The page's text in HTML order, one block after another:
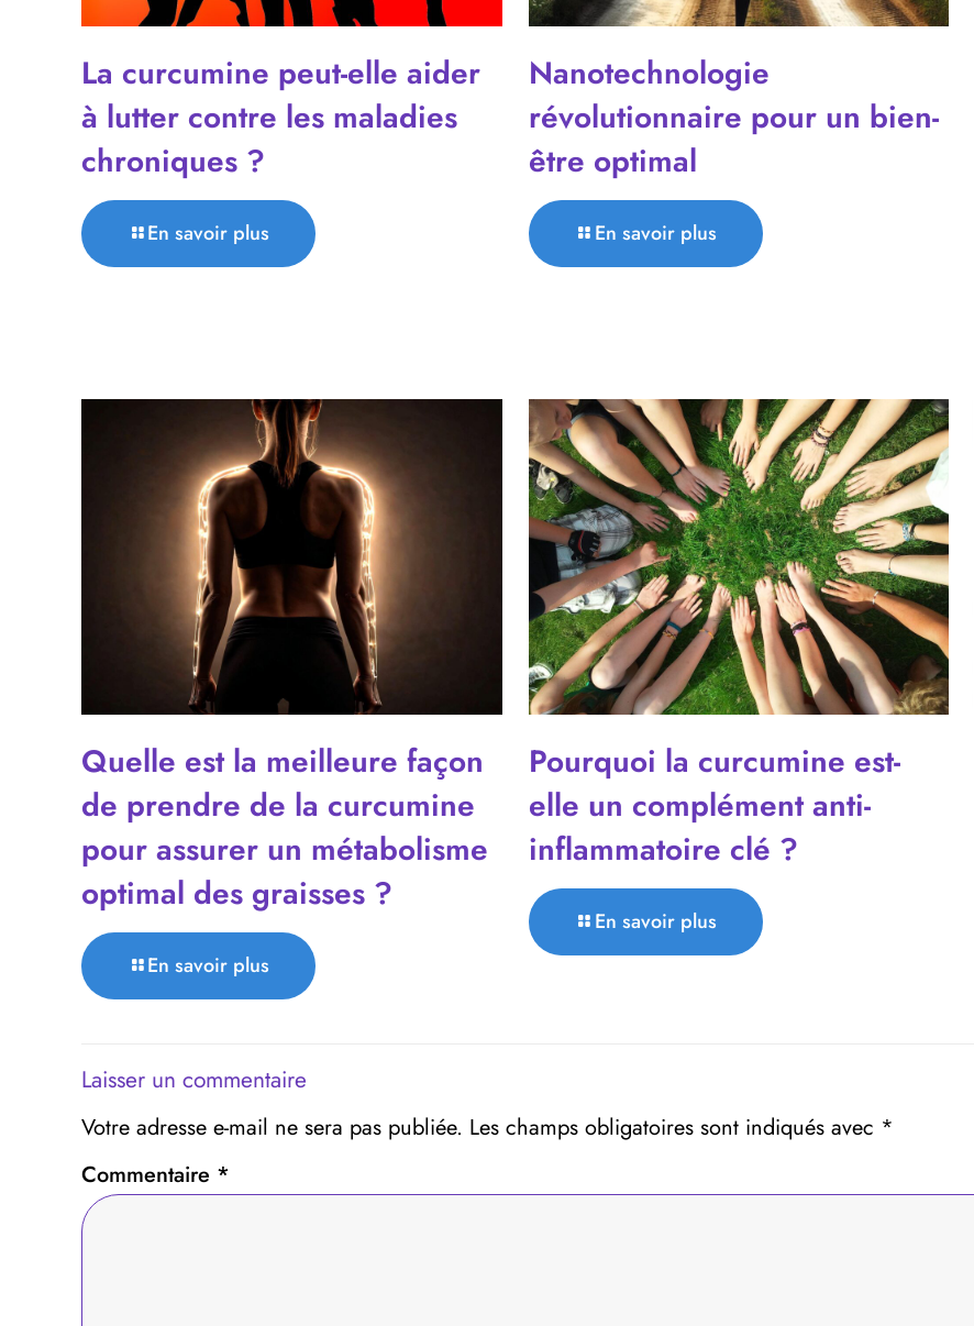
La curcumine peut-elle aider
à lutter contre les maladies
chroniques ?
En savoir plus
Nanotechnologie
révolutionnaire pour un bien-
être optimal
En savoir plus
Quelle est la meilleure façon
de prendre de la curcumine
pour assurer un métabolisme
optimal des graisses ?
En savoir plus
Pourquoi la curcumine est-
elle un complément anti-
inflammatoire clé ?
En savoir plus
Laisser un commentaire
Votre adresse e-mail ne sera pas publiée. Les champs obligatoires sont indiqués avec *
Commentaire *